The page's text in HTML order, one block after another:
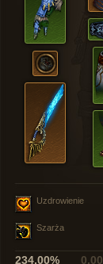
Uzdrowienie
Szarża
234,00%